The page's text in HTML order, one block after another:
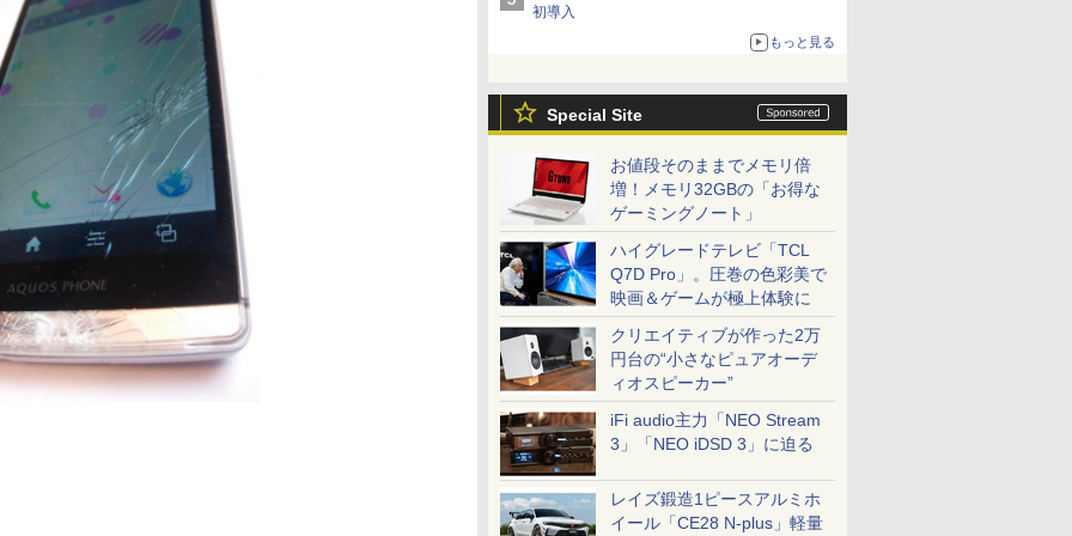
初導入
もっと見る
Special Site
お値段そのままでメモリ倍
増！メモリ32GBの「お得な
ゲーミングノート」
ハイグレードテレビ「TCL
Q7D Pro」。圧巻の色彩美で
映画＆ゲームが極上体験に
クリエイティブが作った2万
円台の“小さなピュアオーデ
ィオスピーカー”
iFi audio主力「NEO Stream
3」「NEO iDSD 3」に迫る
レイズ鍛造1ピースアルミホ
イール「CE28 N-plus」軽量